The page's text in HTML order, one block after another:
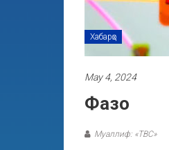
Хабарҳо
May 4, 2024
Фазо
Муаллиф: «ТВС»